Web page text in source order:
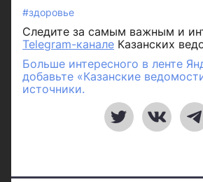
#здоровье
Следите за самым важным и
Telegram-канале Казанских
Больше интересного в ленте
добавьте «Казанские
источники.